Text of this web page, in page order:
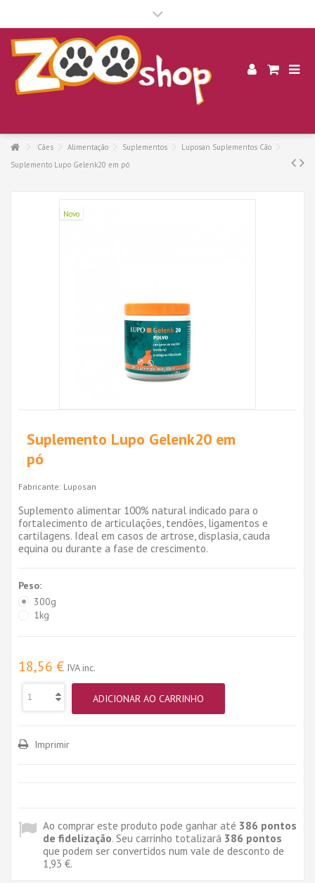
Cães Alimentação Suplementos
Luposan Suplementos Cão
Suplemento Lupo Gelenk20 em pó
Novo
Suplemento Lupo Gelenk20 em
pó
Fabricante: Luposan
Suplemento alimentar 100% natural indicado para o
fortalecimento de articulações, tendões, ligamentos e
cartilagens. Ideal em casos de artrose, displasia, cauda
equina ou durante a fase de crescimento.
Peso:
300g
1kg
18,56 € IVA inc.
ADICIONAR AO CARRINHO
Imprimir
Ao comprar este produto pode ganhar até 386 pontos
de fidelização. Seu carrinho totalizará 386 pontos
que podem ser convertidos num vale de desconto de
1,93 €.